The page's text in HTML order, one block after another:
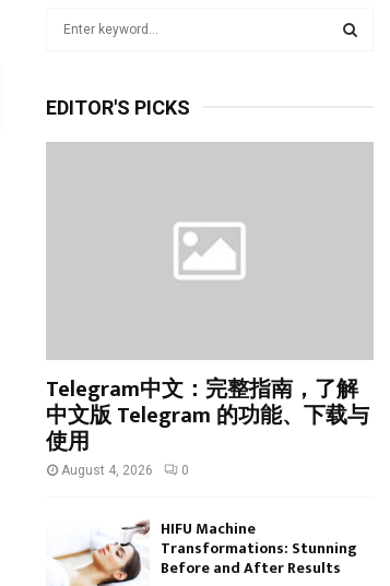
c
EDITOR'S PICKS
Telegram中文：完整指南，了解
中文版 Telegram 的功能、下载与
使用
August 4, 2026 0
HIFU Machine
Transformations: Stunning
Before and After Results